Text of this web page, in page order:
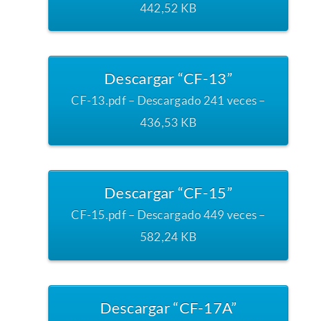
442,52 KB
Descargar “CF-13”
CF-13.pdf – Descargado 241 veces –
436,53 KB
Descargar “CF-15”
CF-15.pdf – Descargado 449 veces –
582,24 KB
Descargar “CF-17A”